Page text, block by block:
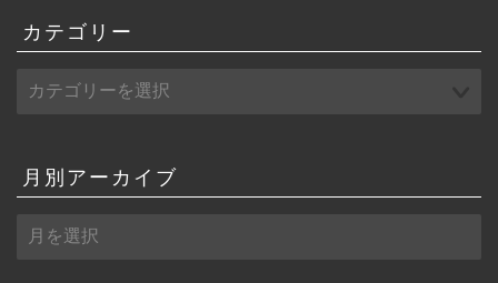
カテゴリー
月別アーカイブ
別